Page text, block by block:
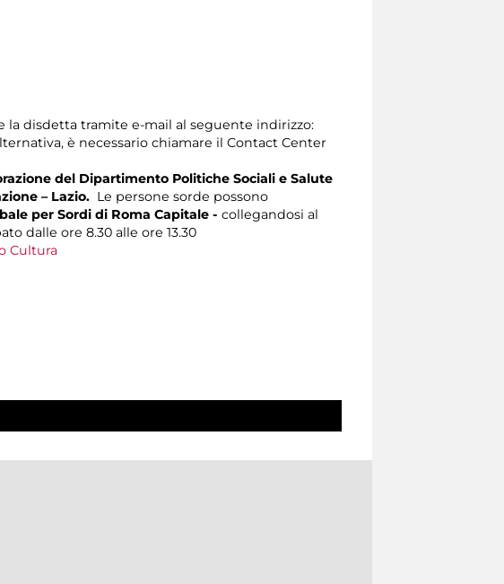
la disdetta tramite e-mail al seguente indirizzo:
è necessario chiamare il Contact Center
del Dipartimento Politiche Sociali e Salute
– Lazio. Le persone sorde possono
per Sordi di Roma Capitale - collegandosi al
dalle ore 8.30 alle ore 13.30
Cultura